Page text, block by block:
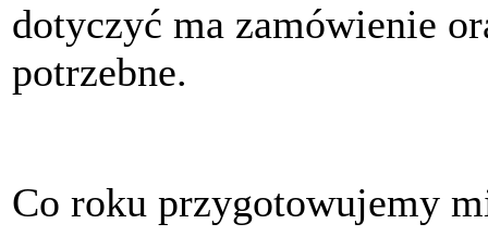
dotyczyć ma zamówienie
potrzebne.
Co roku przygotowujemy